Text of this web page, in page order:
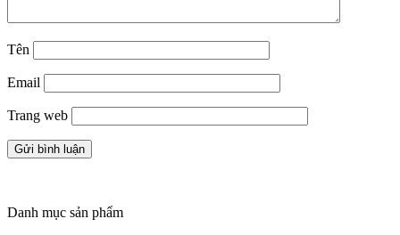
Tên
Email
Trang web
Danh mục sản phẩm